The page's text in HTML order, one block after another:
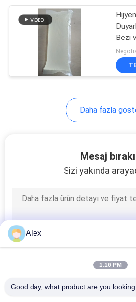
Bezi
Daha fazla
Mesaj
Sizi yakında
Alex
1:16 PM
Good day, what product are you